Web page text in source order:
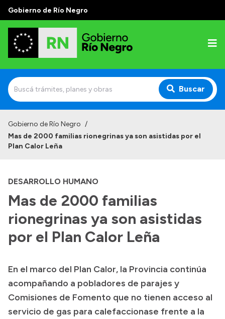
Gobierno de Río Negro
Buscar
Autoridades
Autoridades y Organismos
Discursos en la Legislatura
Casa de Gobierno
Acerca de Río Negro
Geografía
Invertí en Río Negro
Gobierno de Río Negro /
Mas de 2000 familias rionegrinas ya son asistidas por el
Plan Calor Leña
DESARROLLO HUMANO
Mas de 2000 familias
rionegrinas ya son asistidas
por el Plan Calor Leña
En el marco del Plan Calor, la Provincia continúa
acompañando a pobladores de parajes y
Comisiones de Fomento que no tienen acceso al
servicio de gas para calefaccionase frente a la